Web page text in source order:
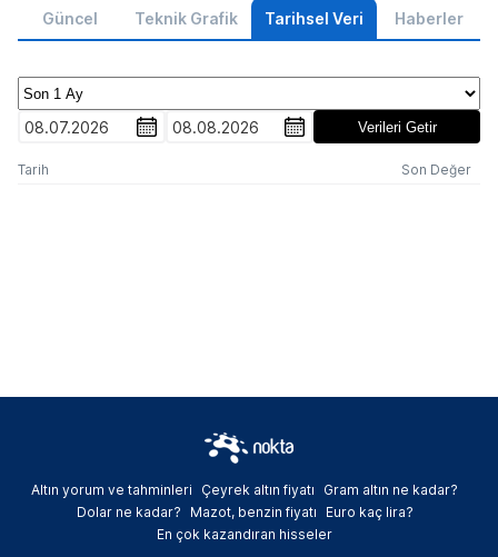
Güncel Teknik Grafik Tarihsel Veri Haberler
08.07.2026 08.08.2026 Verileri Getir
Tarih Son Değer
Altın yorum ve tahminleri Çeyrek altın fiyatı
Gram altın ne kadar?
Dolar ne kadar?
Mazot, benzin fiyatı
Euro kaç lira?
En çok kazandıran hisseler